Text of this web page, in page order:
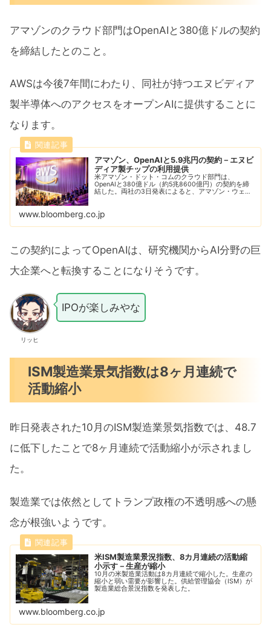
アマゾンのクラウド部門はOpenAIと380億ドルの契約
を締結したとのこと。
AWSは今後7年間にわたり、同社が持つエヌビディア
製半導体へのアクセスをオープンAIに提供することに
なります。
アマゾン、OpenAIと5.9兆円の契約－エヌビ
ディア製チップの利用提供
米アマゾン・ドット・コムのクラウド部門は、
OpenAIと380億ドル（約5兆8600億円）の契約を締
結した。両社の3日発表によると、アマゾン・ウェ
www.bloomberg.co.jp
この契約によってOpenAIは、研究機関からAI分野の巨
大企業へと転換することになりそうです。
リッヒ
IPOが楽しみやな
ISM製造業景気指数は8ヶ月連続で
活動縮小
昨日発表された10月のISM製造業景気指数では、48.7
に低下したことで8ヶ月連続で活動縮小が示されまし
た。
製造業では依然としてトランプ政権の不透明感への懸
念が根強いようです。
米ISM製造業景況指数、8カ月連続の活動縮
小示す－生産が縮小
10月の米製造業活動は8カ月連続で縮小した。生産の
縮小と弱い需要が影響した。供給管理協会（ISM）が
製造業総合景況指数を発表した。
www.bloomberg.co.jp